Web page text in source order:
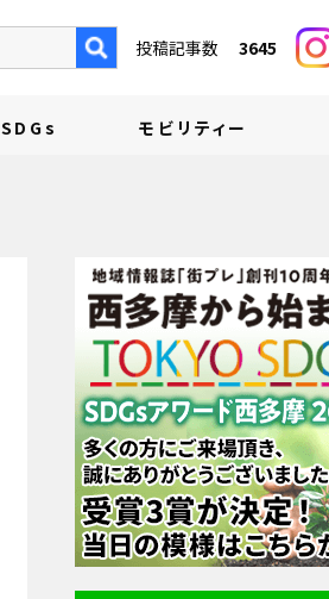
SDGs モビリティー
投稿記事数 3645